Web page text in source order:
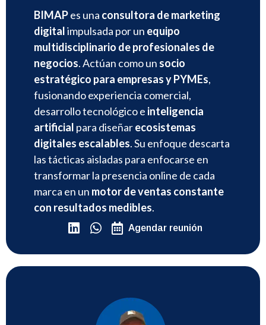
BIMAPes una consultora de marketing
digitalimpulsada por un equipo
multidisciplinario de profesionales de
negocios. Actúan como un socio
estratégico para empresas y PYMEs,
fusionando experiencia comercial,
desarrollo tecnológico e inteligencia
artificial para diseñarecosistemas
digitales escalables. Su enfoque descarta
las tácticas aisladas para enfocarse en
transformar la presencia online de cada
marca en un motor de ventas constante
con resultados medibles.
Agendar reunión